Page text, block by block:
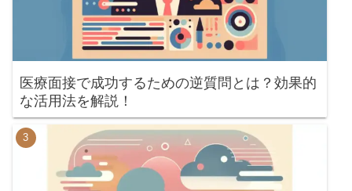
医療面接で成功するための逆質問とは？効果的
な活用法を解説！